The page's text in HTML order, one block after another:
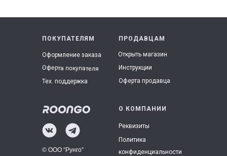
ПРОДАВЦАМ
Оферта продавца
Инструкции
Открыть магазин
ПОКУПАТЕЛЯМ
Тех. поддержка
Оферта покупателя
Оформление заказа
О КОМПАНИИ
Политика
конфиденциальности
Реквизиты
© ООО “Рунго”